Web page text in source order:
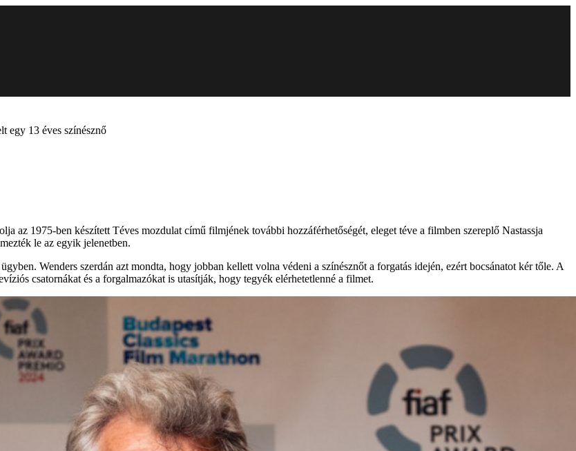
egy 13 éves színésznő
az 1975-ben készített Téves mozdulat című filmjének további hozzáférhetőségét, eleget téve a filmben szereplő Nastassja
le az egyik jelenetben.
Wenders szerdán azt mondta, hogy jobban kellett volna védeni a színésznőt a forgatás idején, ezért bocsánatot kér tőle. A
csatornákat és a forgalmazókat is utasítják, hogy tegyék elérhetetlenné a filmet.